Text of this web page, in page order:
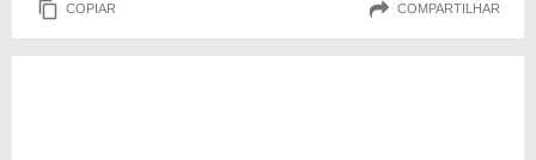
COPIAR COMPARTILHAR